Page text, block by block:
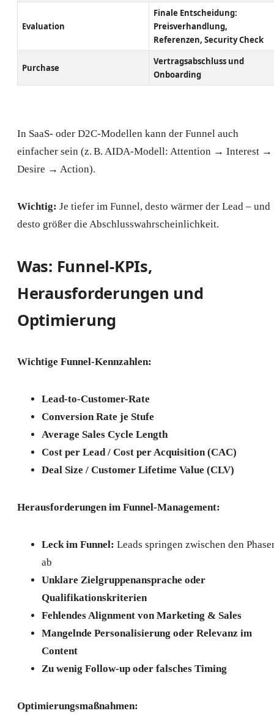
Evaluation
Finale Entscheidung:
Preisverhandlung,
Referenzen, Security Check
Purchase
Vertragsabschluss und
Onboarding
In SaaS- oder D2C-Modellen kann der Funnel auch
einfacher sein (z. B. AIDA-Modell: Attention → Interest →
Desire → Action).
Wichtig: Je tiefer im Funnel, desto wärmer der Lead – und
desto größer die Abschlusswahrscheinlichkeit.
Was: Funnel-KPIs,
Herausforderungen und
Optimierung
Wichtige Funnel-Kennzahlen:
Lead-to-Customer-Rate
Conversion Rate je Stufe
Average Sales Cycle Length
Cost per Lead / Cost per Acquisition (CAC)
Deal Size / Customer Lifetime Value (CLV)
Herausforderungen im Funnel-Management:
Leck im Funnel: Leads springen zwischen den
ab
Unklare Zielgruppenansprache oder
Qualifikationskriterien
Fehlendes Alignment von Marketing & Sales
Mangelnde Personalisierung oder Relevanz im
Content
Zu wenig Follow-up oder falsches Timing
Optimierungsmaßnahmen: